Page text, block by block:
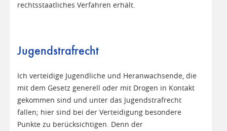
rechtsstaatliches Verfahren erhält.
Jugendstrafrecht
Ich verteidige Jugendliche und Heranwachsende, die
mit dem Gesetz generell oder mit Drogen in Kontakt
gekommen sind und unter das Jugendstrafrecht
fallen; hier sind bei der Verteidigung besondere
Punkte zu berücksichtigen. Denn der